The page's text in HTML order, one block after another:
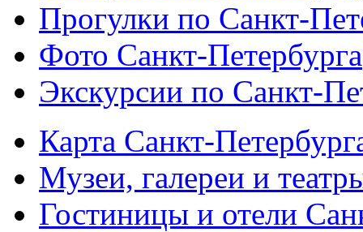
Прогулки по Санкт-
Фото Санкт-Петербурга
Экскурсии по Санкт-
Карта Санкт-
Музеи, галереи и
Гостиницы и отели